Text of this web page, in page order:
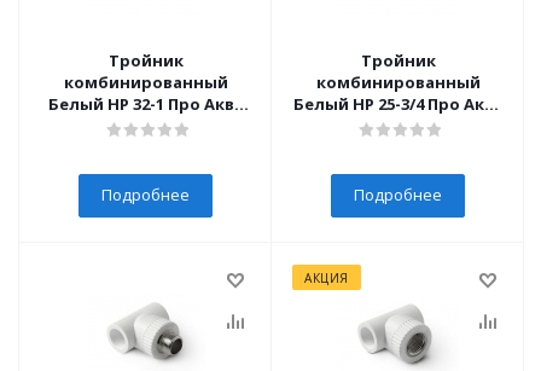
Тройник
комбинированный
Белый НР 32-1 Про Аква
(5/40)
Подробнее
Тройник
комбинированный
Белый НР 25-3/4 Про Аква
(10/50)
Подробнее
АКЦИЯ